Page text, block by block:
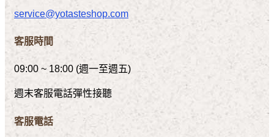
service@yotasteshop.com
客服時間
09:00 ~ 18:00 (週一至週五)
週末客服電話彈性接聽
客服電話